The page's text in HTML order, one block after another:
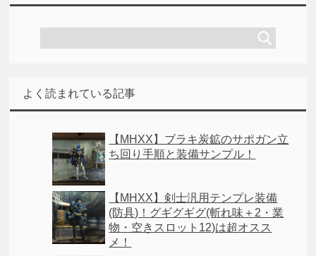
よく読まれている記事
【MHXX】ブラキ炭鉱のサポガン立
ち回り手順と装備サンプル！
【MHXX】剣士汎用テンプレ装備
(防具)！グギグギグ(斬れ味＋2・業
物・空きスロット12)は超オスス
メ！